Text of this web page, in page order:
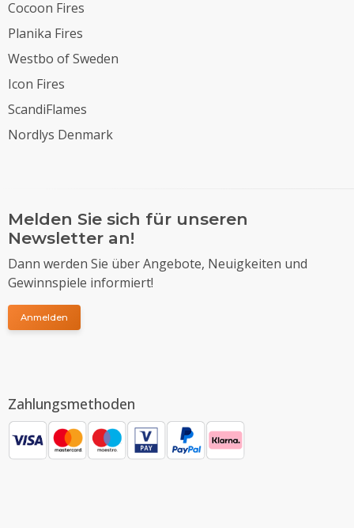
Cocoon Fires
Planika Fires
Westbo of Sweden
Icon Fires
ScandiFlames
Nordlys Denmark
Melden Sie sich für unseren
Newsletter an!
Dann werden Sie über Angebote, Neuigkeiten und
Gewinnspiele informiert!
Anmelden
Zahlungsmethoden